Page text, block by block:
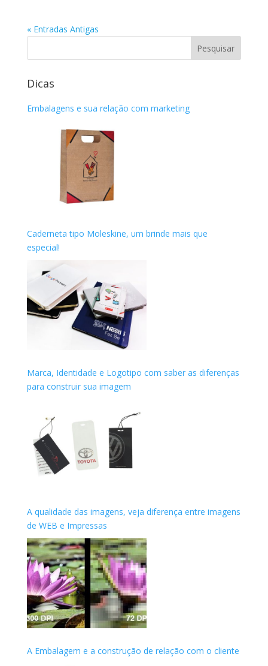
« Entradas Antigas
Dicas
Embalagens e sua relação com marketing
Caderneta tipo Moleskine, um brinde mais que
especial!
Marca, Identidade e Logotipo com saber as diferenças
para construir sua imagem
A qualidade das imagens, veja diferença entre imagens
de WEB e Impressas
A Embalagem e a construção de relação com o cliente